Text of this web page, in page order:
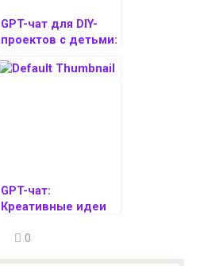
GPT-чат для DIY-
проектов с детьми:
вдохновение
GPT-чат:
Креативные идеи
досуга с супругом
0